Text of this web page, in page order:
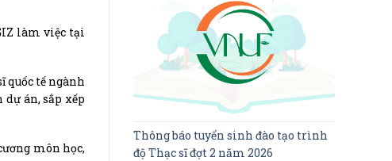
làm việc tại
quốc tế ngành
án, sắp xếp
môn học,
Thông báo tuyển sinh đào tạo trình
độ Thạc sĩ đợt 2 năm 2026